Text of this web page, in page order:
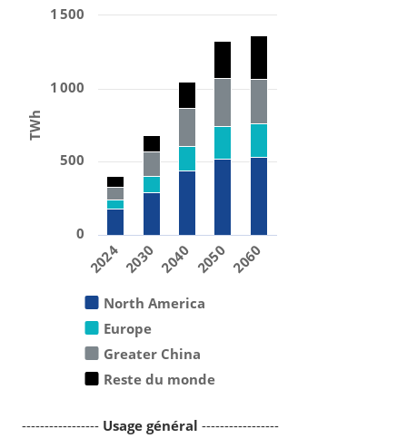
TWh
North America
Europe
Greater China
Reste du monde
2024 2030 2040 2050 2060
0
500
1 000
1 500
-----------------Usage général -----------------